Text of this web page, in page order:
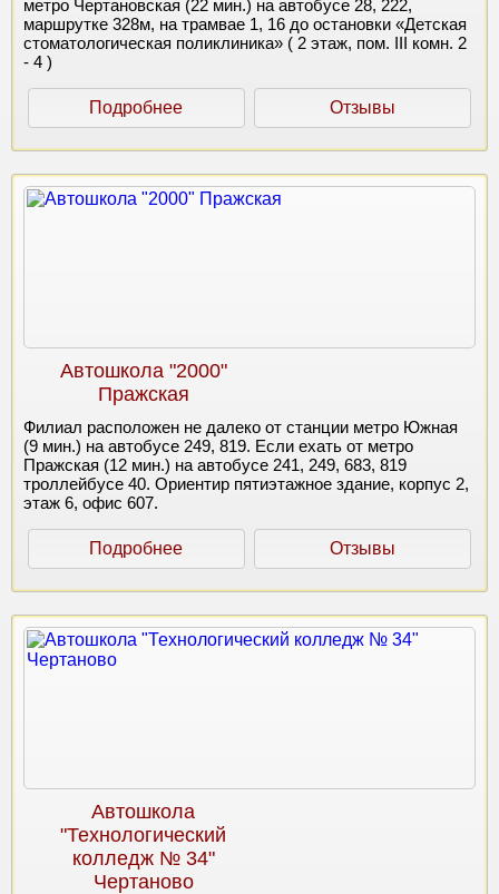
метро Чертановская (22 мин.) на автобусе 28, 222,
маршрутке 328м, на трамвае 1, 16 до остановки «Детская
стоматологическая поликлиника» ( 2 этаж, пом. III комн. 2
- 4 )
Подробнее Отзывы
Автошкола "2000"
Пражская
Филиал расположен не далеко от станции метро Южная
(9 мин.) на автобусе 249, 819. Если ехать от метро
Пражская (12 мин.) на автобусе 241, 249, 683, 819
троллейбусе 40. Ориентир пятиэтажное здание, корпус 2,
этаж 6, офис 607.
Подробнее Отзывы
Автошкола
"Технологический
колледж № 34"
Чертаново